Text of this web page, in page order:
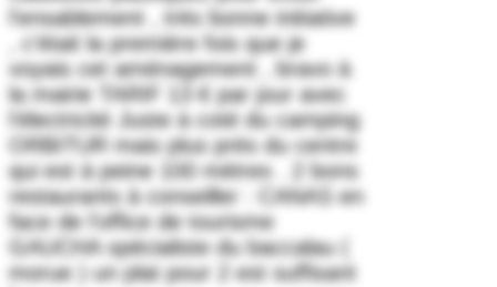
l'ensablement , très bonne initiative
, c'était la première fois que je
voyais cet aménagement , bravo à
la mairie TARIF 13 € par jour avec
l'électricité Juste à coté du camping
ORBITUR mais plus près du centre
qui est à peine 100 mètres . 2 bons
restaurants à conseiller : CANAS en
face de l'office de tourisme
GAUCHA spécialiste du baccalau (
morue ) un plat pour 2 est suffisant